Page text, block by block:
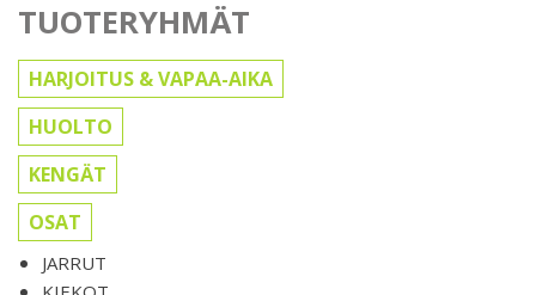
TUOTERYHMÄT
HARJOITUS & VAPAA-AIKA
HUOLTO
KENGÄT
OSAT
JARRUT